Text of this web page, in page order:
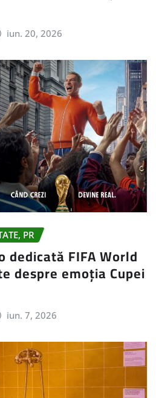
iun. 20, 2026
PR
dedicată FIFA World
despre emoția Cupei
iun. 7, 2026